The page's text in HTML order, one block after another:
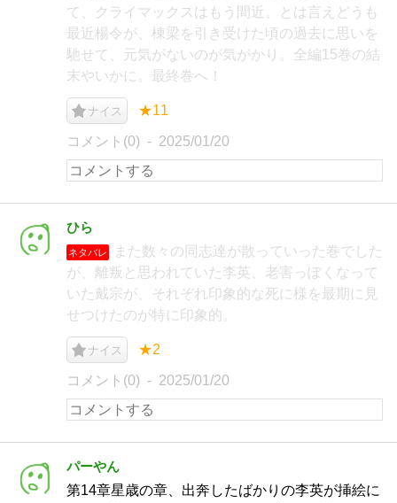
て、クライマックスはもう間近。とは言えどうも
最近楊令が、棟梁を引き受けた頃の過去に思いを
馳せて、元気がないのが気がかり。全編15巻の結
末やいかに。最終巻へ！
ナイス ★11
コメント(0) 2025/01/20
ひら
ネタバレ
また数々の同志達が散っていった巻でした
が、離叛と思われていた李英、老害っぽくなって
いた戴宗が、それぞれ印象的な死に様を最期に見
せつけたのが特に印象的。
ナイス ★2
コメント(0) 2025/01/20
パーやん
第14章星歳の章、出奔したばかりの李英が挿絵に